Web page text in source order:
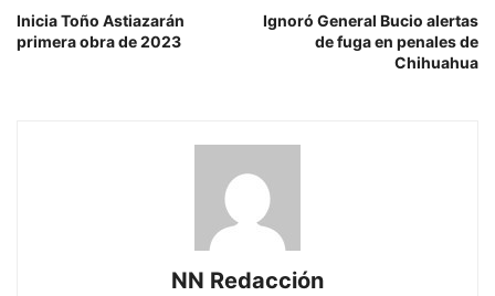
Inicia Toño Astiazarán
primera obra de 2023
Ignoró General Bucio alertas
de fuga en penales de
Chihuahua
NN Redacción